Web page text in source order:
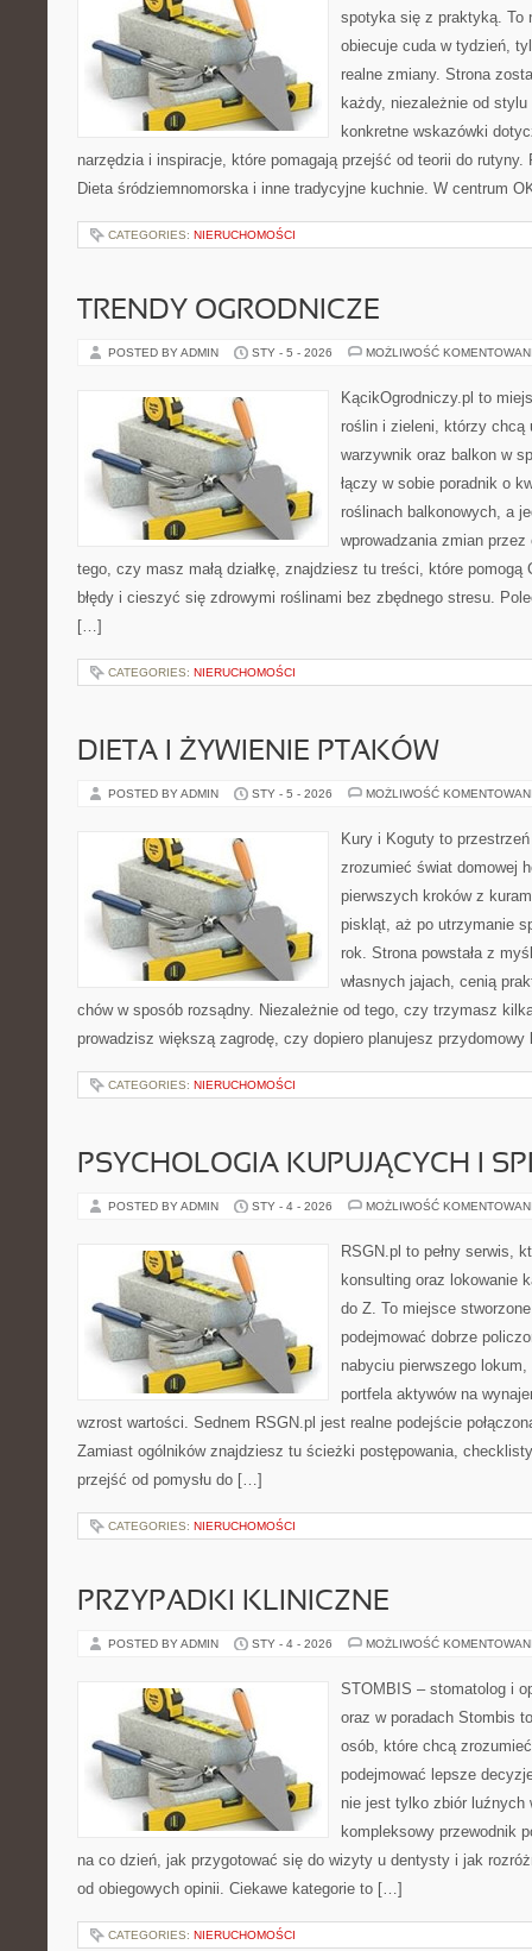
spotyka się z praktyką. To
obiecuje cuda w tydzień,
realne zmiany. Strona
każdy, niezależnie od
konkretne wskazówki
narzędzia i inspiracje, które pomagają przejść od teorii do rutyny.
Dieta śródziemnomorska i inne tradycyjne kuchnie. W centrum
CATEGORIES: NIERUCHOMOŚCI
TRENDY OGRODNICZE
POSTED BY ADMIN STY - 5 - 2026 MOŻLIWOŚĆ
KącikOgrodniczy.pl to
roślin i zieleni, którzy chcą
warzywnik oraz balkon w
łączy w sobie poradnik o
roślinach balkonowych, a
wprowadzania zmian przez
tego, czy masz małą działkę, znajdziesz tu treści, które pomogą
błędy i cieszyć się zdrowymi roślinami bez zbędnego stresu.
[…]
CATEGORIES: NIERUCHOMOŚCI
DIETA I ŻYWIENIE PTAKÓW
POSTED BY ADMIN STY - 5 - 2026 MOŻLIWOŚĆ
Kury i Koguty to
zrozumieć świat domowej
pierwszych kroków z
piskląt, aż po utrzymanie
rok. Strona powstała z
własnych jajach, cenią
chów w sposób rozsądny. Niezależnie od tego, czy trzymasz
prowadzisz większą zagrodę, czy dopiero planujesz
CATEGORIES: NIERUCHOMOŚCI
PSYCHOLOGIA KUPUJĄCYCH I
POSTED BY ADMIN STY - 4 - 2026 MOŻLIWOŚĆ
RSGN.pl to pełny serwis,
konsulting oraz lokowanie
do Z. To miejsce
podejmować dobrze
nabyciu pierwszego
portfela aktywów na
wzrost wartości. Sednem RSGN.pl jest realne podejście
Zamiast ogólników znajdziesz tu ścieżki postępowania,
przejść od pomysłu do […]
CATEGORIES: NIERUCHOMOŚCI
PRZYPADKI KLINICZNE
POSTED BY ADMIN STY - 4 - 2026 MOŻLIWOŚĆ
STOMBIS – stomatolog i
oraz w poradach Stombis
osób, które chcą
podejmować lepsze
nie jest tylko zbiór luźnych
kompleksowy przewodnik
na co dzień, jak przygotować się do wizyty u dentysty i jak
od obiegowych opinii. Ciekawe kategorie to […]
CATEGORIES: NIERUCHOMOŚCI